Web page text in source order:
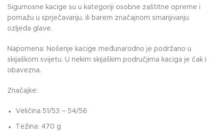
Sigurnosne kacige su u kategoriji osobne zaštitne opreme i
pomažu u sprječavanju, ili barem značajnom smanjivanju
ozljeda glave.
Napomena: Nošenje kacige međunarodno je podržano u
skijaškom svijetu. U nekim skijaškim područjima kaciga je čak i
obavezna.
Značajke:
Veličina 51/53 – 54/56
Težina: 470 g